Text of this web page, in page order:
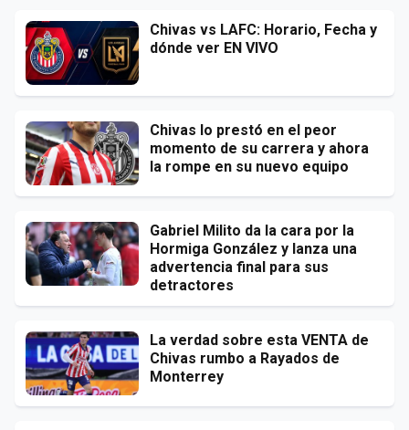
Chivas vs LAFC: Horario, Fecha y
dónde ver EN VIVO
Chivas lo prestó en el peor
momento de su carrera y ahora
la rompe en su nuevo equipo
Gabriel Milito da la cara por la
Hormiga González y lanza una
advertencia final para sus
detractores
La verdad sobre esta VENTA de
Chivas rumbo a Rayados de
Monterrey